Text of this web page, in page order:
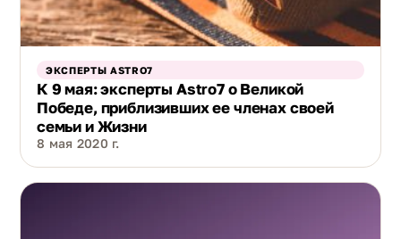
ЭКСПЕРТЫ ASTRO7
К 9 мая: эксперты Astro7 о Великой
Победе, приблизивших ее членах своей
семьи и Жизни
8 мая 2020 г.